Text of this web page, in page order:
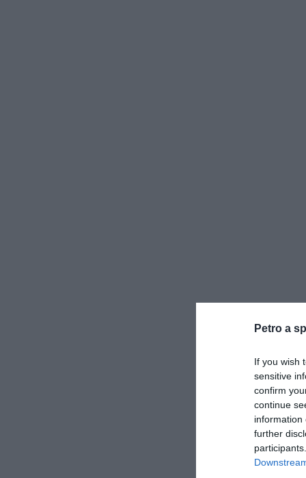
Petro a
If you wish
sensitive
confirm
continue
information
further